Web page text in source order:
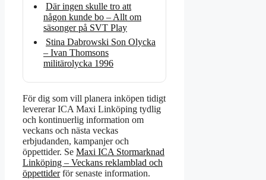
Där ingen skulle tro att
någon kunde bo – Allt om
säsonger på SVT Play
Stina Dabrowski Son Olycka
– Ivan Thomsons
militärolycka 1996
För dig som vill planera inköpen tidigt
levererar ICA Maxi Linköping tydlig
och kontinuerlig information om
veckans och nästa veckas
erbjudanden, kampanjer och
öppettider. Se Maxi ICA Stormarknad
Linköping – Veckans reklamblad och
öppettiderför senaste information.